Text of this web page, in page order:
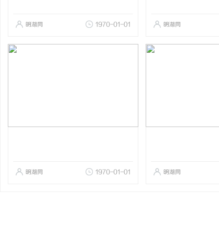
明湖网 1970-01-01 明湖网
明湖网 1970-01-01 明湖网